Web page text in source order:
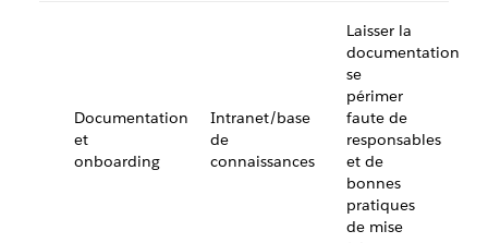
Documentation
et
onboarding
Intranet/base
de
connaissances
Laisser la
documentation
se
périmer
faute de
responsables
et de
bonnes
pratiques
de mise